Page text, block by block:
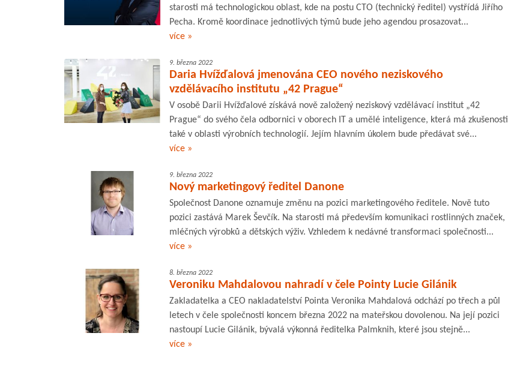
starosti má technologickou oblast, kde na postu CTO (technický ředitel) vystřídá Jiřího
Pecha. Kromě koordinace jednotlivých týmů bude jeho agendou prosazovat...
více »
9. března 2022
Daria Hvížďalová jmenována CEO nového neziskového
vzdělávacího institutu „42 Prague“
V osobě Darii Hvížďalové získává nově založený neziskový vzdělávací institut „42
Prague“ do svého čela odbornici v oborech IT a umělé inteligence, která má zkušenosti
také v oblasti výrobních technologií. Jejím hlavním úkolem bude předávat své...
více »
9. března 2022
Nový marketingový ředitel Danone
Společnost Danone oznamuje změnu na pozici marketingového ředitele. Nově tuto
pozici zastává Marek Ševčík. Na starosti má především komunikaci rostlinných značek,
mléčných výrobků a dětských výživ. Vzhledem k nedávné transformaci společnosti...
více »
8. března 2022
Veroniku Mahdalovou nahradí v čele Pointy Lucie Gilánik
Zakladatelka a CEO nakladatelství Pointa Veronika Mahdalová odchází po třech a půl
letech v čele společnosti koncem března 2022 na mateřskou dovolenou. Na její pozici
nastoupí Lucie Gilánik, bývalá výkonná ředitelka Palmknih, které jsou stejně...
více »